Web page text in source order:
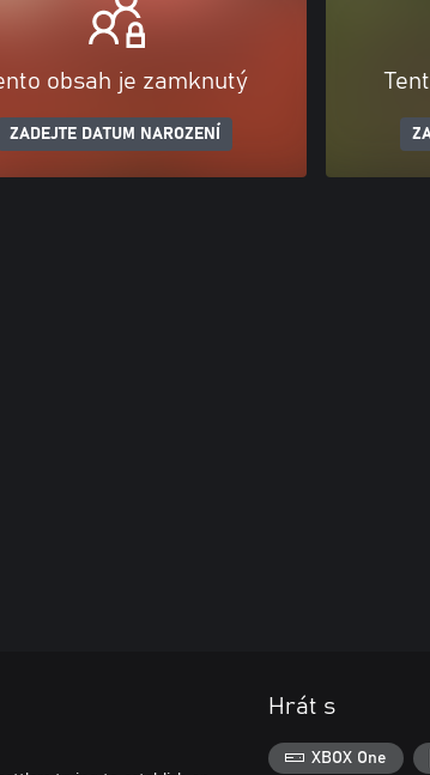
obsah je zamknutý
ZADEJTE DATUM NAROZENÍ
Hrát s
XBOX One